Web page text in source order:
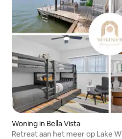
Woning in Bella Vista
Retreat aan het meer op Lake